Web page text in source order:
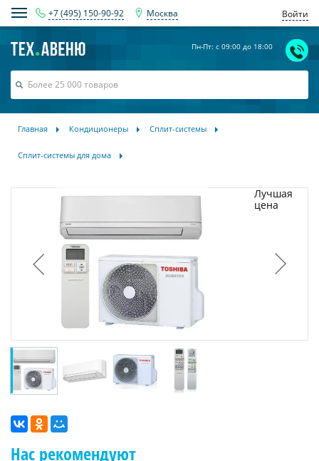
+7 (495) 150-90-92 Москва Войти
Пн-Пт: с 09:00 до 18:00
Главная Кондиционеры Сплит-системы
Сплит-системы для дома
Лучшая
цена
Нас рекомендуют